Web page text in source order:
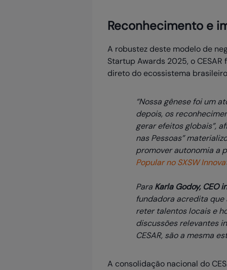
Reconhecimento e
A robustez deste modelo de
Startup Awards 2025, o
direto do ecossistema
“Nossa gênese foi um
depois, os
gerar efeitos globais”,
nas Pessoas”
promover autonomia a
Popular no SXSW
Para Karla Godoy, CEO
fundadora acredita que
reter talentos locais e
discussões relevantes
CESAR, são a mesma
A consolidação nacional do